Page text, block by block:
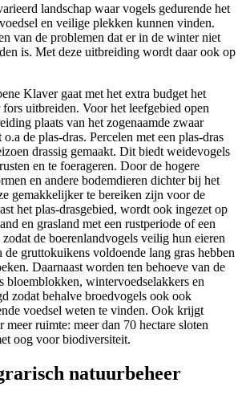
landschap waar vogels gedurende het
en veilige plekken kunnen vinden.
van de problemen dat er in de winter niet
is. Met deze uitbreiding wordt daar ook op
Klaver gaat met het extra budget het
fors uitbreiden. Voor het leefgebied open
plaats van het zogenaamde zwaar
de plas-dras. Percelen met een plas-dras
drassig gemaakt. Dit biedt weidevogels
en te foerageren. Door de hogere
en andere bodemdieren dichter bij het
gemakkelijker te bereiken zijn voor de
het plas-drasgebied, wordt ook ingezet op
en grasland met een rustperiode of een
de boerenlandvogels veilig hun eieren
de gruttokuikens voldoende lang gras hebben
Daarnaast worden ten behoeve van de
bloemblokken, wintervoedselakkers en
zodat behalve broedvogels ook ook
voedsel weten te vinden. Ook krijgt
meer ruimte: meer dan 70 hectare sloten
oog voor biodiversiteit.
natuurbeheer